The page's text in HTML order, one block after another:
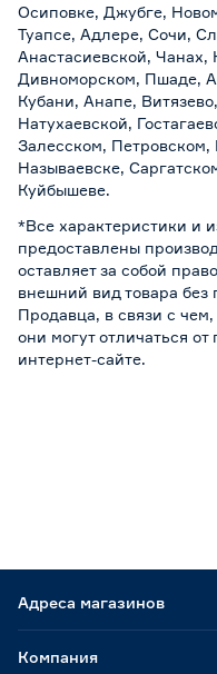
Осиповке, Джубге,
Туапсе, Адлере, Сочи,
Анастасиевской, Чанах,
Дивноморском, Пшаде,
Кубани, Анапе,
Натухаевской,
Залесском, Петровском,
Называевске,
Куйбышеве.
*Все характеристики и
предоставлены
оставляет за собой
внешний вид товара без
Продавца, в связи с
они могут отличаться
интернет-сайте.
Адреса магазинов
Компания